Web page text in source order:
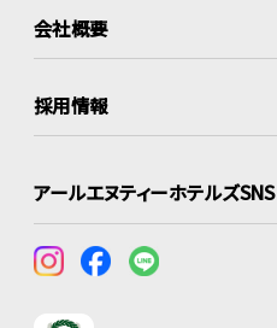
会社概要
採用情報
アールエヌティーホテルズSNS